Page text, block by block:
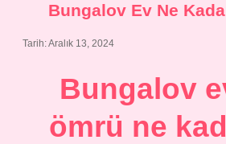
Bungalov Ev Ne
Tarih: Aralık 13, 2024
Bungalov
ömrü ne